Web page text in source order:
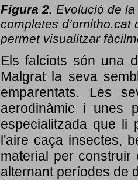
Figura 2. Evolució de la
completes d’ornitho.cat
permet visualitzar
Els falciots són una
Malgrat la seva
emparentats. Les
aerodinàmic i unes
especialitzada que li
l'aire caça insectes,
material per
alternant períodes de